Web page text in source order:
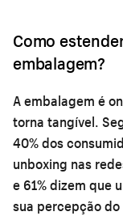
Como
embalagem?
A embalagem é
torna tangível.
40% dos
unboxing nas
e 61% dizem que
sua percepção